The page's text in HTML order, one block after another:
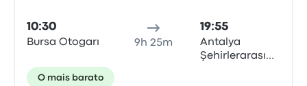
10:30
Bursa Otogarı 9h 25m
19:55
Antalya
Şehirlerarası
O mais barato